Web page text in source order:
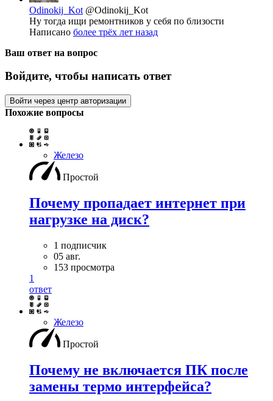
Odinokij_Kot @Odinokij_Kot
Ну тогда ищи ремонтников у себя по близости
Написано более трёх лет назад
Ваш ответ на вопрос
Войдите, чтобы написать ответ
Войти через центр авторизации
Похожие вопросы
Железо
Простой
Почему пропадает интернет при
нагрузке на диск?
1 подписчик
05 авг.
153 просмотра
1
ответ
Железо
Простой
Почему не включается ПК после
замены термо интерфейса?